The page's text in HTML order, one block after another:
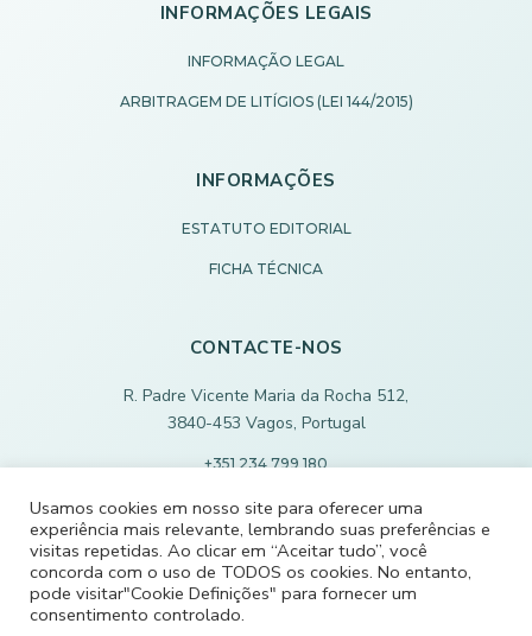
INFORMAÇÕES LEGAIS
INFORMAÇÃO LEGAL
ARBITRAGEM DE LITÍGIOS (LEI 144/2015)
INFORMAÇÕES
ESTATUTO EDITORIAL
FICHA TÉCNICA
CONTACTE-NOS
R. Padre Vicente Maria da Rocha 512,
3840-453 Vagos, Portugal
+351 234 799 180
ECODEVAGOS@SCMVAGOS.EU
CONTACTE-NOS
Usamos cookies em nosso site para oferecer uma
experiência mais relevante, lembrando suas preferências e
visitas repetidas. Ao clicar em “Aceitar tudo”, você
concorda com o uso de TODOS os cookies. No entanto,
pode visitar"Cookie Definições" para fornecer um
consentimento controlado.